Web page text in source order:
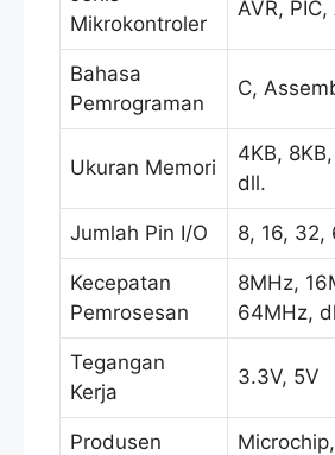
Mikrokontroler
AVR,
Bahasa
Pemrograman
C,
Ukuran Memori
4KB,
dll.
Jumlah Pin I/O 8, 16, 32,
Kecepatan
Pemrosesan
8MHz,
64MHz,
Tegangan
Kerja
3.3V, 5V
Produsen